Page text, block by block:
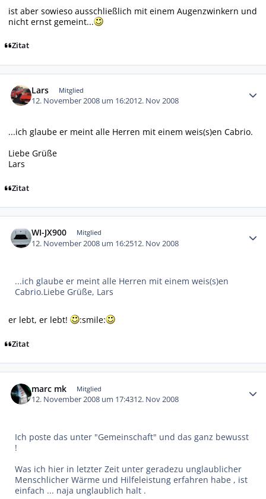
ist aber sowieso ausschließlich mit einem Augenzwinkern und
nicht ernst gemeint...
Zitat
Lars Mitglied
12. November 2008 um 16:2012. Nov 2008
...ich glaube er meint alle Herren mit einem weis(s)en Cabrio.
Liebe Grüße
Lars
Zitat
WI-JX900 Mitglied
12. November 2008 um 16:2512. Nov 2008
...ich glaube er meint alle Herren mit einem weis(s)en
Cabrio.Liebe Grüße, Lars
er lebt, er lebt! :smile:
Zitat
marc mk Mitglied
12. November 2008 um 17:4312. Nov 2008
Ich poste das unter "Gemeinschaft" und das ganz bewusst
!
Was ich hier in letzter Zeit unter geradezu unglaublicher
Menschlicher Wärme und Hilfeleistung erfahren habe , ist
einfach ... naja unglaublich halt .